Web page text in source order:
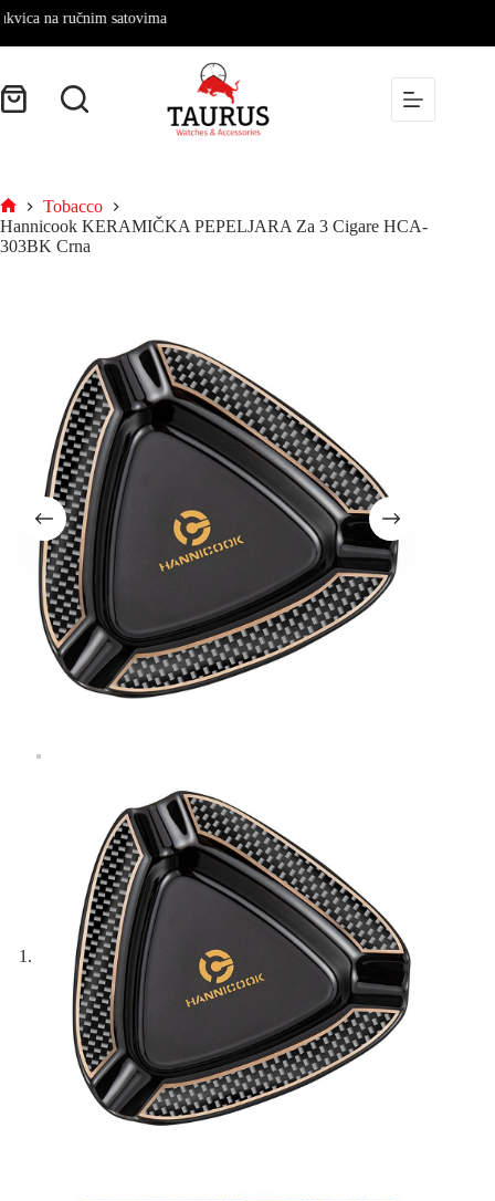
ručnim satovima
content
Shopping
Početna
Tobacco
Hannicook KERAMIČKA PEPELJARA Za 3 Cigare HCA-
303BK Crna